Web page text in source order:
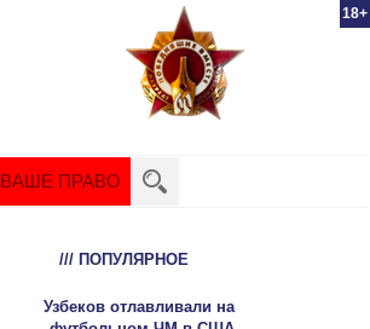
18+
ВАШЕ ПРАВО
/// ПОПУЛЯРНОЕ
Узбеков отлавливали на